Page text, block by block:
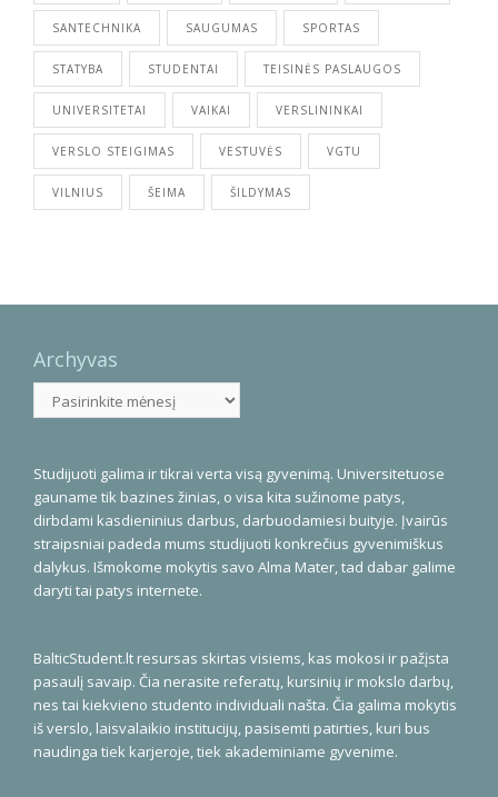
SANTECHNIKA SAUGUMAS SPORTAS
STATYBA STUDENTAI TEISINĖS PASLAUGOS
UNIVERSITETAI VAIKAI VERSLININKAI
VERSLO STEIGIMAS VESTUVĖS VGTU
VILNIUS ŠEIMA ŠILDYMAS
Archyvas
Archyvas
Studijuoti galima ir tikrai verta visą gyvenimą. Universitetuose
gauname tik bazines žinias, o visa kita sužinome patys,
dirbdami kasdieninius darbus, darbuodamiesi buityje. Įvairūs
straipsniai padeda mums studijuoti konkrečius gyvenimiškus
dalykus. Išmokome mokytis savo Alma Mater, tad dabar galime
daryti tai patys internete.
BalticStudent.lt resursas skirtas visiems, kas mokosi ir pažįsta
pasaulį savaip. Čia nerasite referatų, kursinių ir mokslo darbų,
nes tai kiekvieno studento individuali našta. Čia galima mokytis
iš verslo, laisvalaikio institucijų, pasisemti patirties, kuri bus
naudinga tiek karjeroje, tiek akademiniame gyvenime.